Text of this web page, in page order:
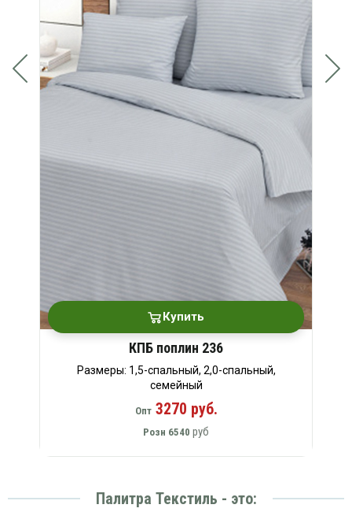
Купить
КПБ поплин 236
Размеры: 1,5-спальный, 2,0-спальный,
семейный
Опт3270 руб.
Розн 6540 руб
Палитра Текстиль - это: